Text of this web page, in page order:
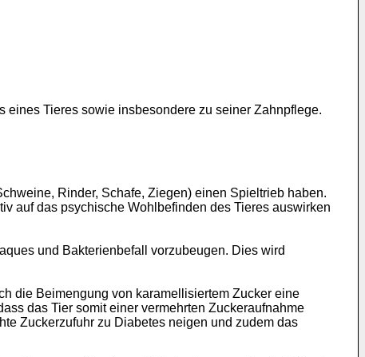
Tieres sowie insbesondere zu seiner Zahnpflege.
Rinder, Schafe, Ziegen) einen Spieltrieb haben.
auf das psychische Wohlbefinden des Tieres auswirken
und Bakterienbefall vorzubeugen. Dies wird
die Beimengung von karamellisiertem Zucker eine
das Tier somit einer vermehrten Zuckeraufnahme
Zuckerzufuhr zu Diabetes neigen und zudem das